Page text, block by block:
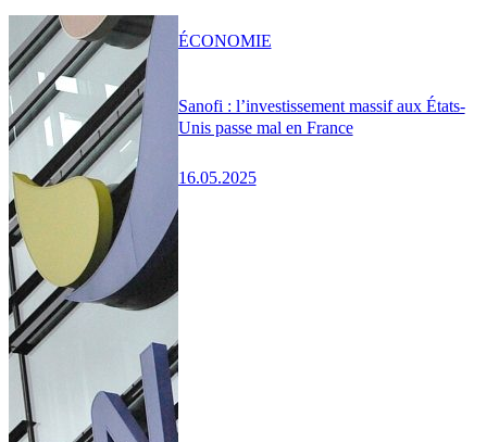
Sanofi : l’investissement massif aux États-
Unis passe mal en France
16.05.2025
ÉCONOMIE